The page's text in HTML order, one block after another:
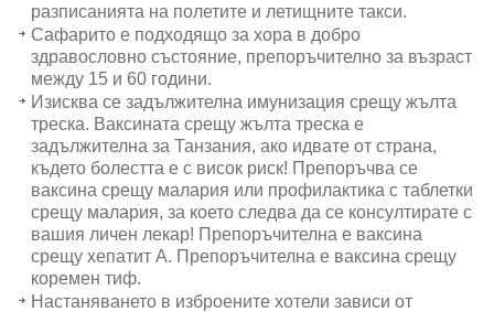
разписанията на полетите и летищните такси.
Сафарито е подходящо за хора в добро
здравословно състояние, препоръчително за възраст
между 15 и 60 години.
Изисква се задължителна имунизация срещу жълта
треска. Ваксината срещу жълта треска е
задължителна за Танзания, ако идвате от страна,
където болестта е с висок риск! Препоръчва се
ваксина срещу малария или профилактика с таблетки
срещу малария, за което следва да се консултирате с
вашия личен лекар! Препоръчителна е ваксина
срещу хепатит А. Препоръчителна е ваксина срещу
коремен тиф.
Настаняването в изброените хотели зависи от